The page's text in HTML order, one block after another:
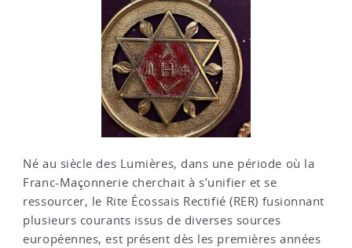
Né au siècle des Lumières, dans une période où la
Franc-Maçonnerie cherchait à s’unifier et se
ressourcer, le Rite Écossais Rectifié (RER) fusionnant
plusieurs courants issus de diverses sources
européennes, est présent dès les premières années